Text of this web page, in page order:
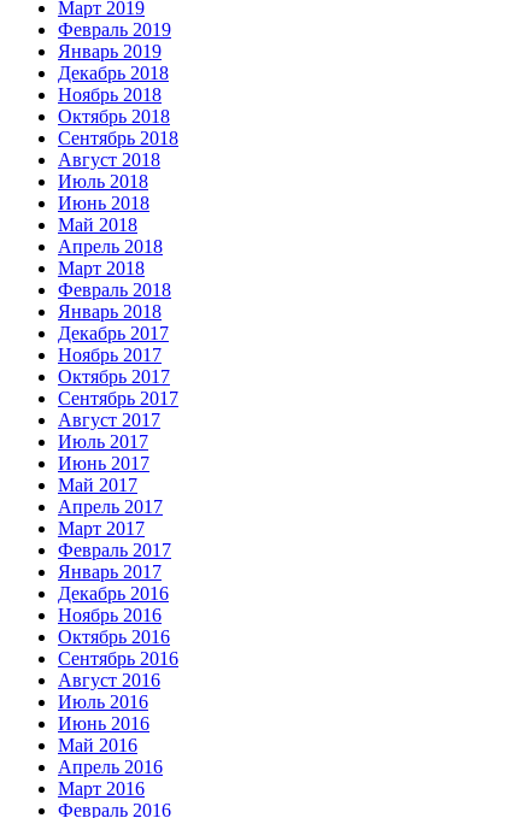
Март 2019
Февраль 2019
Январь 2019
Декабрь 2018
Ноябрь 2018
Октябрь 2018
Сентябрь 2018
Август 2018
Июль 2018
Июнь 2018
Май 2018
Апрель 2018
Март 2018
Февраль 2018
Январь 2018
Декабрь 2017
Ноябрь 2017
Октябрь 2017
Сентябрь 2017
Август 2017
Июль 2017
Июнь 2017
Май 2017
Апрель 2017
Март 2017
Февраль 2017
Январь 2017
Декабрь 2016
Ноябрь 2016
Октябрь 2016
Сентябрь 2016
Август 2016
Июль 2016
Июнь 2016
Май 2016
Апрель 2016
Март 2016
Февраль 2016